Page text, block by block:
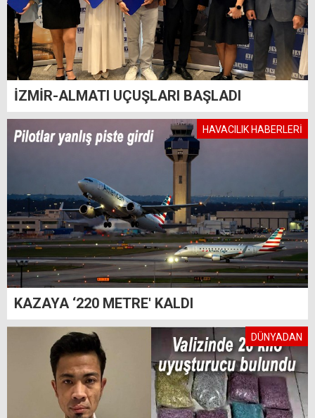
İZMİR-ALMATI UÇUŞLARI BAŞLADI
HAVACILIK HABERLERİ
KAZAYA ‘220 METRE' KALDI
DÜNYADAN